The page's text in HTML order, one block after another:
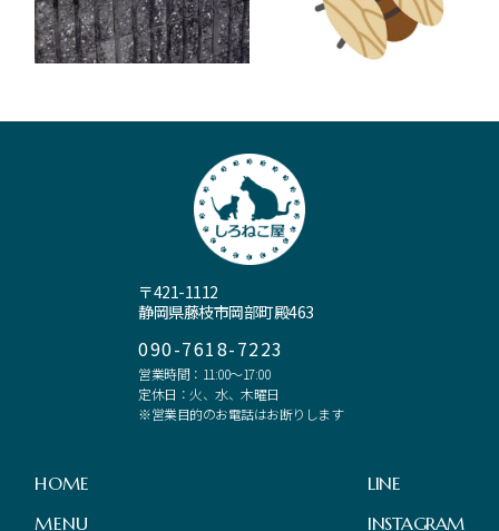
HOME
MENU
〒421-1112
静岡県藤枝市岡部町殿463
090-7618-7223
営業時間：11:00～17:00
定休日：火、水、木曜日
※営業目的のお電話はお断りします
LINE
INSTAGRAM